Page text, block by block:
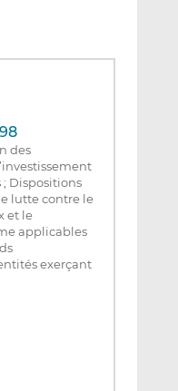
des
Dispositions
lutte contre le
et le
applicables
exerçant